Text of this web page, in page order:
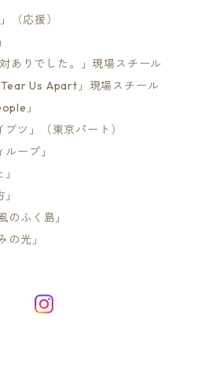
（応援）
ありでした。」現場スチール
Us Apart」現場スチール
」
ツ」（東京パート）
ープ」
ふく島」
光」